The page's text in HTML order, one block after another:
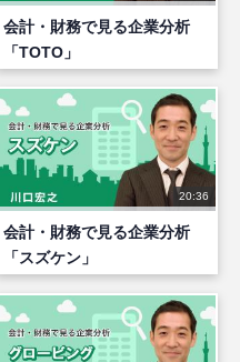
会計・財務で見る企業分析
「TOTO」
20:36
会計・財務で見る企業分析
「スズケン」